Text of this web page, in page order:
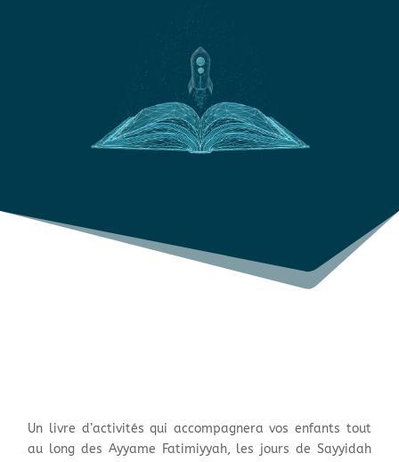
Un livre d’activités qui accompagnera vos enfants tout
au long des Ayyame Fatimiyyah, les jours de Sayyidah